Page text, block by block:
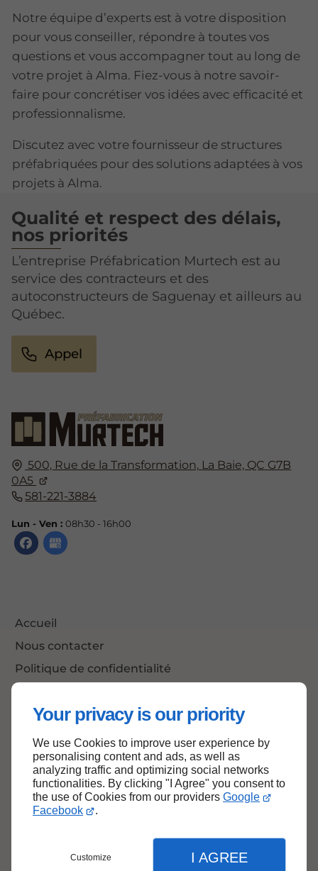
Your privacy is our priority
We use Cookies to improve user experience by
personalising content and ads, as well as
analyzing traffic and optimizing social networks
functionalities. By clicking "I Agree" you consent to
the use of Cookies from our providers Google
Facebook
.
Customize I AGREE
Notre équipe d’experts est à votre disposition
pour vous conseiller, répondre à toutes vos
questions et vous accompagner tout au long de
votre projet à Alma. Fiez-vous à notre savoir-
faire pour concrétiser vos idées avec efficacité et
professionnalisme.
Discutez avec votre fournisseur de structures
préfabriquées pour des solutions adaptées à vos
projets à Alma.
500, Rue de la Transformation, La Baie, QC G7B
0A5
581-221-3884
Lun - Ven : 08h30 - 16h00
Accueil
Nous contacter
Politique de confidentialité
Qualité et respect des délais,
nos priorités
L’entreprise Préfabrication Murtech est au
service des contracteurs et des
autoconstructeurs de Saguenay et ailleurs au
Québec.
Appel
Haut de page